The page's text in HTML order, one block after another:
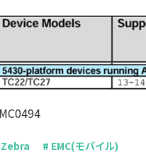
# EMC(モバイル)